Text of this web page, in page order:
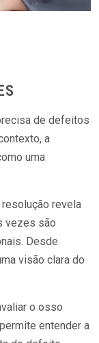
de defeitos
a
uma
revela
vezes são
Desde
visão clara do
o osso
entender a